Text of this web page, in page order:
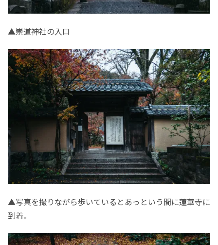
▲崇道神社の入口
▲写真を撮りながら歩いているとあっという間に蓮華寺に
到着。